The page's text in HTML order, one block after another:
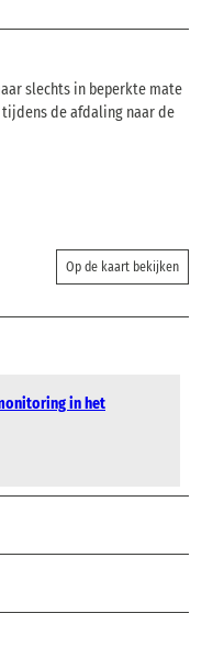
slechts in beperkte mate
de afdaling naar de
Op de kaart bekijken
in het